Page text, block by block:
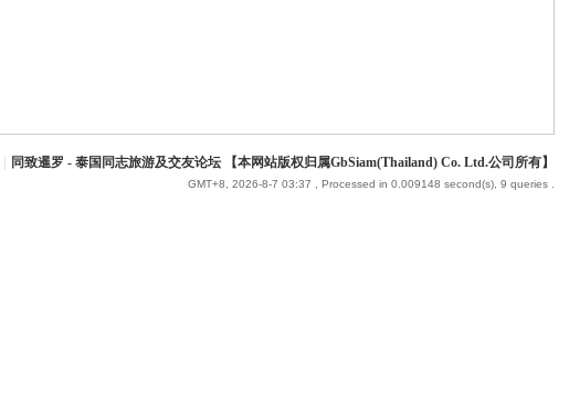
同致暹罗 - 泰国同志旅游及交友论坛 【本网站版权归属GbSiam(Thailand) Co. Ltd.公司所有】
GMT+8, 2026-8-7 03:37 , Processed in 0.009148 second(s), 9 queries .